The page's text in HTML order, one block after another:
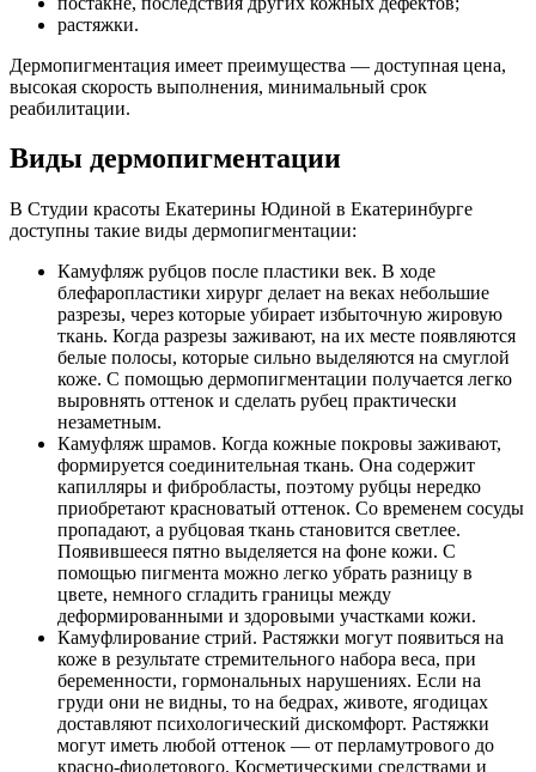
растяжки.
Дермопигментация имеет преимущества — доступная цена,
высокая скорость выполнения, минимальный срок
реабилитации.
Виды дермопигментации
В Студии красоты Екатерины Юдиной в Екатеринбурге
доступны такие виды дермопигментации:
Камуфляж рубцов после пластики век. В ходе
блефаропластики хирург делает на веках небольшие
разрезы, через которые убирает избыточную жировую
ткань. Когда разрезы заживают, на их месте появляются
белые полосы, которые сильно выделяются на смуглой
коже. С помощью дермопигментации получается легко
выровнять оттенок и сделать рубец практически
незаметным.
Камуфляж шрамов. Когда кожные покровы заживают,
формируется соединительная ткань. Она содержит
капилляры и фибробласты, поэтому рубцы нередко
приобретают красноватый оттенок. Со временем сосуды
пропадают, а рубцовая ткань становится светлее.
Появившееся пятно выделяется на фоне кожи. С
помощью пигмента можно легко убрать разницу в
цвете, немного сгладить границы между
деформированными и здоровыми участками кожи.
Камуфлирование стрий. Растяжки могут появиться на
коже в результате стремительного набора веса, при
беременности, гормональных нарушениях. Если на
груди они не видны, то на бедрах, животе, ягодицах
доставляют психологический дискомфорт. Растяжки
могут иметь любой оттенок — от перламутрового до
красно-фиолетового. Косметическими средствами и